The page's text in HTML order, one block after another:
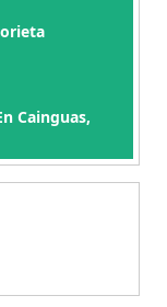
Cainguas,